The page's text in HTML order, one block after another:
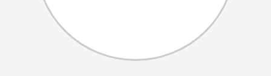
Contactos